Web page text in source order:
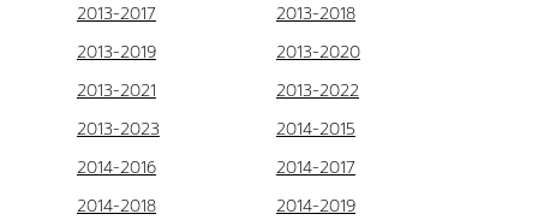
2013-2017
2013-2018
2013-2019
2013-2020
2013-2021
2013-2022
2013-2023
2014-2015
2014-2016
2014-2017
2014-2018
2014-2019